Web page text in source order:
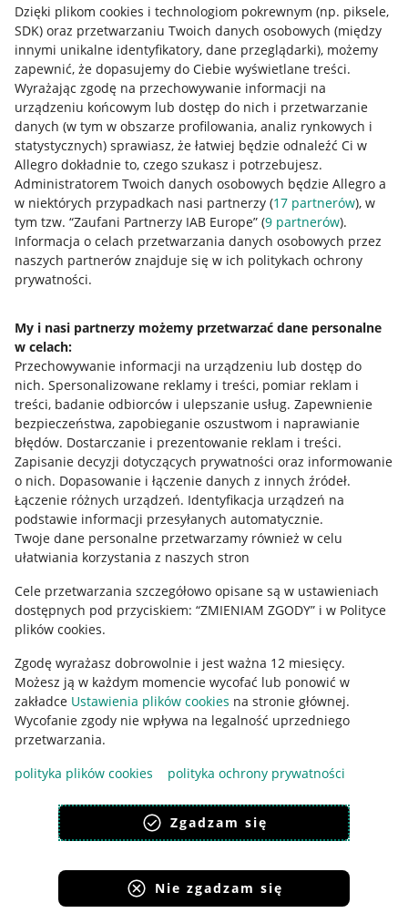
Dzięki plikom cookies i technologiom pokrewnym (np. piksele,
SDK) oraz przetwarzaniu Twoich danych osobowych (między
innymi unikalne identyfikatory, dane przeglądarki), możemy
zapewnić, że dopasujemy do Ciebie wyświetlane treści.
Wyrażając zgodę na przechowywanie informacji na
urządzeniu końcowym lub dostęp do nich i przetwarzanie
danych (w tym w obszarze profilowania, analiz rynkowych i
statystycznych) sprawiasz, że łatwiej będzie odnaleźć Ci w
Allegro dokładnie to, czego szukasz i potrzebujesz.
Administratorem Twoich danych osobowych będzie Allegro a
w niektórych przypadkach nasi partnerzy (17 partnerów), w
tym tzw. “Zaufani Partnerzy IAB Europe” (9 partnerów).
Informacja o celach przetwarzania danych osobowych przez
naszych partnerów znajduje się w ich politykach ochrony
prywatności.
My i nasi partnerzy możemy przetwarzać dane personalne
w celach:
Przechowywanie informacji na urządzeniu lub dostęp do
nich. Spersonalizowane reklamy i treści, pomiar reklam i
treści, badanie odbiorców i ulepszanie usług. Zapewnienie
bezpieczeństwa, zapobieganie oszustwom i naprawianie
błędów. Dostarczanie i prezentowanie reklam i treści.
Zapisanie decyzji dotyczących prywatności oraz informowanie
o nich. Dopasowanie i łączenie danych z innych źródeł.
Łączenie różnych urządzeń. Identyfikacja urządzeń na
podstawie informacji przesyłanych automatycznie.
Twoje dane personalne przetwarzamy również w celu
ułatwiania korzystania z naszych stron
Cele przetwarzania szczegółowo opisane są w ustawieniach
dostępnych pod przyciskiem: “ZMIENIAM ZGODY” i w Polityce
plików cookies.
Zgodę wyrażasz dobrowolnie i jest ważna 12 miesięcy.
Możesz ją w każdym momencie wycofać lub ponowić w
zakładce Ustawienia plików cookies na stronie głównej.
Wycofanie zgody nie wpływa na legalność uprzedniego
przetwarzania.
polityka plików cookies
polityka ochrony prywatności
Zgadzam się
Nie zgadzam się
Przydatne informacje
Jak to działa
Allegro Gadane dla sprzedających
Allegro Gadane dla kupujących
Mapa miejscowości
Informacje prawne
Regulamin
Polityka plików "cookies"
Ustawienia plików "cookies"
Udostępnianie lokalizacji
Informacje dla Aktu o Usługach Cyfrowych
Pobierz aplikację
Korzystanie z serwisu oznacza akceptacjęregulaminu